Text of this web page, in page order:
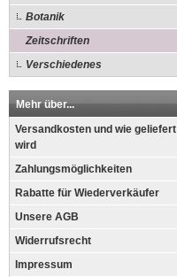
Botanik
Zeitschriften
Verschiedenes
Mehr über...
Versandkosten und wie geliefert
wird
Zahlungsmöglichkeiten
Rabatte für Wiederverkäufer
Unsere AGB
Widerrufsrecht
Impressum